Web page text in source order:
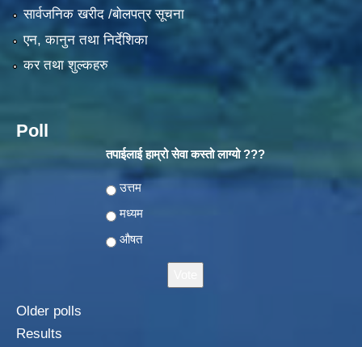
सार्वजनिक खरीद /बोलपत्र सूचना
एन, कानुन तथा निर्देशिका
कर तथा शुल्कहरु
Poll
तपाईलाई हाम्रो सेवा कस्तो लाग्यो ???
Choices
उत्तम
मध्यम
औषत
Older polls
Results